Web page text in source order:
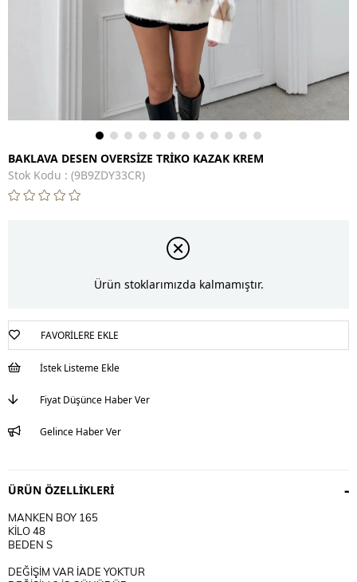
BAKLAVA DESEN OVERSİZE TRİKO KAZAK KREM
Stok Kodu
(9B9ZDY33CR)
Ürün stoklarımızda kalmamıştır.
FAVORILERE EKLE
İstek Listeme Ekle
Fiyat Düşünce Haber Ver
Gelince Haber Ver
ÜRÜN ÖZELLIKLERI
MANKEN BOY 165
KİLO 48
BEDEN S
DEĞİŞİM VAR İADE YOKTUR